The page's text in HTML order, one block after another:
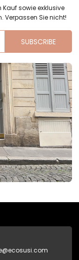
Kauf sowie exklusive
Verpassen Sie nicht!
SUBSCRIBE